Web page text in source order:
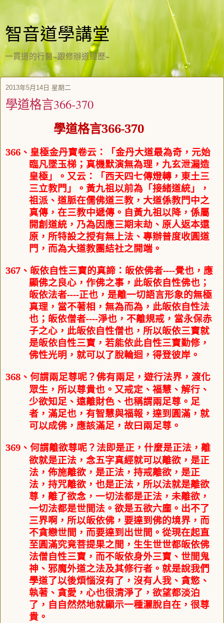
智音道學講堂
一貫道的行醫~跟修辦道經歷~
2013年5月14日 星期二
學道格言366-370
學道格言366-370
366 、 皇極金丹寶卷云：「金丹大道最為奇，元始
臨凡墜玉梯；真機默演無為理，九玄泄漏造
皇極」。又云：「西天四七傳燈轉，東土三
三立教門」。黃九祖以前為「接緒道統」，
祖派、道脈在儒佛道三教，大道係教門中之
真傳，在三教中遞傳。自黃九祖以降，係屬
開創道統，乃為因應三期末劫、原人返本還
原，所特設之授有無上法、專辦普度收圓道
門，而為大道教團結社之開端。
367 、 皈依自性三寶的真諦 ： 皈依佛者----覺也，應
顯佛之良心，作佛之事，此皈依自性佛也；
皈依法者----正也，是離一切語言形象的無極
真理，當不著相，無為而為，此皈依自性法
也；皈依僧者----淨也，不離規戒，當永保赤
子之心，此皈依自性僧也，所以皈依三寶就
是皈依自性三寶，若能依此自性三寶勤修，
佛性光明，就可以了脫輪迴，得登彼岸。
368 、何謂兩足尊呢？佛有兩足，遊行法界，渡化
眾生，所以尊貴也。又戒定、福慧、解行、
少欲知足、遠離財色、也稱謂兩足尊。足
者，滿足也，有智慧與福報，達到圓滿，就
可以成佛，應該滿足，故曰兩足尊。
369 、 何謂離欲尊呢？法即是正，什麼是正法，離
欲就是正法，念五字真經就可以離欲，是正
法，佈施離欲，是正法，持戒離欲，是正
法，持咒離欲，也是正法，所以法就是離欲
尊，離了欲念，一切法都是正法，未離欲，
一切法都是世間法。欲是五欲六塵。出不了
三界啊，所以皈依佛，要達到佛的境界，而
不貪戀世間，而要達到出世間。 從現在起直
至圓滿究竟菩提果之間，生生世世都皈依佛
法僧自性三寶，而不皈依身外三寶、世間鬼
神、邪魔外道之法及其修行者。 就是說我們
學道了以後煩惱沒有了，沒有人我、貪慾、
執著、貪愛，心也很清淨了，欲望都淡泊
了， 自自然然地就顯示一種灑脫自在，很尊
貴。